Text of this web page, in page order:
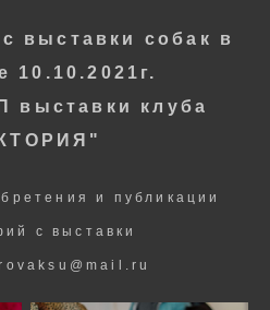
выставки собак в
10.10.2021г.
выставки клуба
и публикации
с выставки